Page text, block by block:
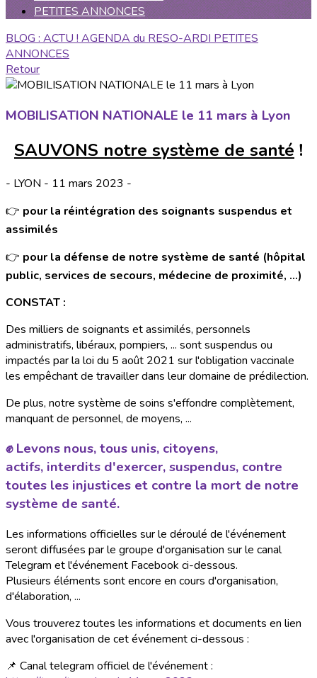
PETITES ANNONCES
BLOG : ACTU ! AGENDA du RESO-ARDI PETITES
ANNONCES
Retour
MOBILISATION NATIONALE le 11 mars à Lyon
SAUVONS notre système de santé !
- LYON - 11 mars 2023 -
👉 pour la réintégration des soignants suspendus et
assimilés
👉 pour la défense de notre système de santé (hôpital
public, services de secours, médecine de proximité, ...)
CONSTAT :
Des milliers de soignants et assimilés, personnels
administratifs, libéraux, pompiers, ... sont suspendus ou
impactés par la loi du 5 août 2021 sur l'obligation vaccinale
les empêchant de travailler dans leur domaine de prédilection.
De plus, notre système de soins s'effondre complètement,
manquant de personnel, de moyens, ...
✊ Levons nous, tous unis, citoyens,
actifs, interdits d'exercer, suspendus, contre
toutes les injustices et contre la mort de notre
système de santé.
Les informations officielles sur le déroulé de l'événement
seront diffusées par le groupe d'organisation sur le canal
Telegram et l'événement Facebook ci-dessous.
Plusieurs éléments sont encore en cours d'organisation,
d'élaboration, ...
Vous trouverez toutes les informations et documents en lien
avec l'organisation de cet événement ci-dessous :
📌 Canal telegram officiel de l'événement :